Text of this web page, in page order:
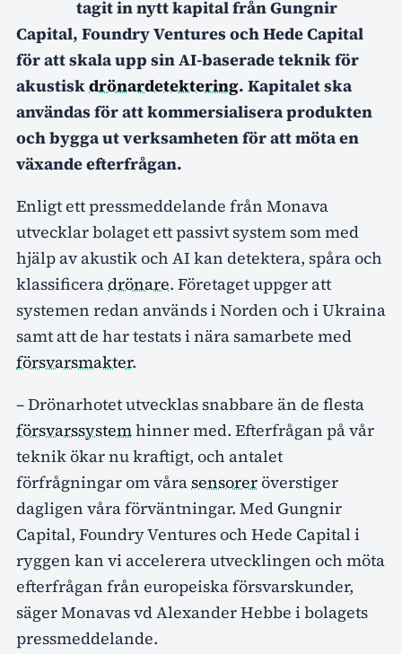
tagit in nytt kapital från Gungnir
Capital, Foundry Ventures och Hede Capital
för att skala upp sin AI-baserade teknik för
akustiskdrönardetektering. Kapitalet ska
användas för att kommersialisera produkten
och bygga ut verksamheten för att möta en
växande efterfrågan.
Enligt ett pressmeddelande från Monava
utvecklar bolaget ett passivt system som med
hjälp av akustik och AI kan detektera, spåra och
klassificeradrönare. Företaget uppger att
systemen redan används i Norden och i Ukraina
samt att de har testats i nära samarbete med
försvarsmakter.
– Drönarhotet utvecklas snabbare än de flesta
försvarssystemhinner med. Efterfrågan på vår
teknik ökar nu kraftigt, och antalet
förfrågningar om vårasensoreröverstiger
dagligen våra förväntningar. Med Gungnir
Capital, Foundry Ventures och Hede Capital i
ryggen kan vi accelerera utvecklingen och möta
efterfrågan från europeiska försvarskunder,
säger Monavas vd Alexander Hebbe i bolagets
pressmeddelande.